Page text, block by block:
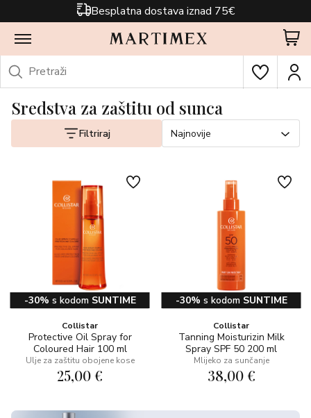
Besplatna dostava iznad 75€
Sredstva za zaštitu od sunca
Filtriraj Najnovije
-30% s kodom SUNTIME
Collistar
Protective Oil Spray for
Coloured Hair 100 ml
Ulje za zaštitu obojene kose
25,00 €
-30% s kodom SUNTIME
Collistar
Tanning Moisturizin Milk
Spray SPF 50 200 ml
Mlijeko za sunčanje
38,00 €